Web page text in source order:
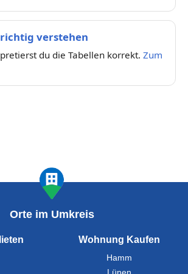
verstehen
du die Tabellen korrekt. Zum
Orte im Umkreis
Wohnung Kaufen
Hamm